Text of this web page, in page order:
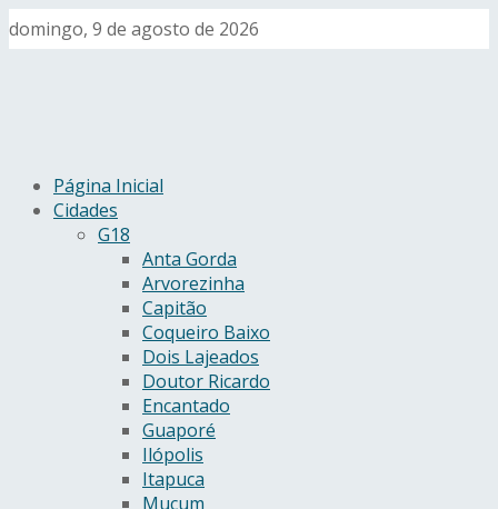
domingo, 9 de agosto de 2026
Página Inicial
Cidades
G18
Anta Gorda
Arvorezinha
Capitão
Coqueiro Baixo
Dois Lajeados
Doutor Ricardo
Encantado
Guaporé
Ilópolis
Itapuca
Muçum